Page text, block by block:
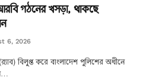
গঠনের খসড়া, থাকছে
6, 2026
বিলুপ্ত করে বাংলাদেশ পুলিশের অধীনে